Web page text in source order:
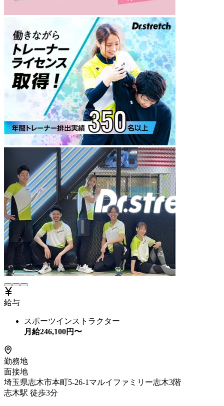
給与
スポーツインストラクター
月給246,100円〜
勤務地
面接地
埼玉県志木市本町5-26-1マルイファミリー志木3階
志木駅 徒歩3分